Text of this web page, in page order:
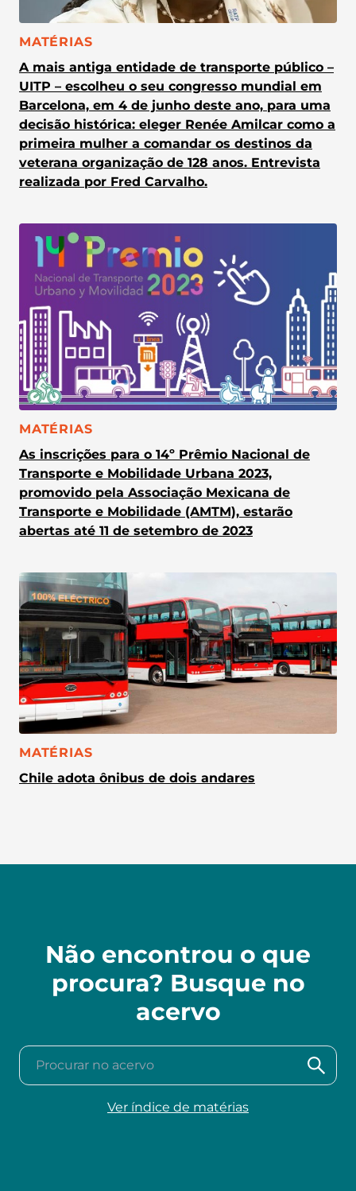
CATEGORIA:
MATÉRIAS
A mais antiga entidade de transporte público –
UITP – escolheu o seu congresso mundial em
Barcelona, em 4 de junho deste ano, para uma
decisão histórica: eleger Renée Amilcar como a
primeira mulher a comandar os destinos da
veterana organização de 128 anos. Entrevista
realizada por Fred Carvalho.
CATEGORIA:
MATÉRIAS
As inscrições para o 14º Prêmio Nacional de
Transporte e Mobilidade Urbana 2023,
promovido pela Associação Mexicana de
Transporte e Mobilidade (AMTM), estarão
abertas até 11 de setembro de 2023
CATEGORIA:
MATÉRIAS
Chile adota ônibus de dois andares
Não encontrou o que
procura? Busque no
acervo
Procurar no acervo
Ver índice de matérias